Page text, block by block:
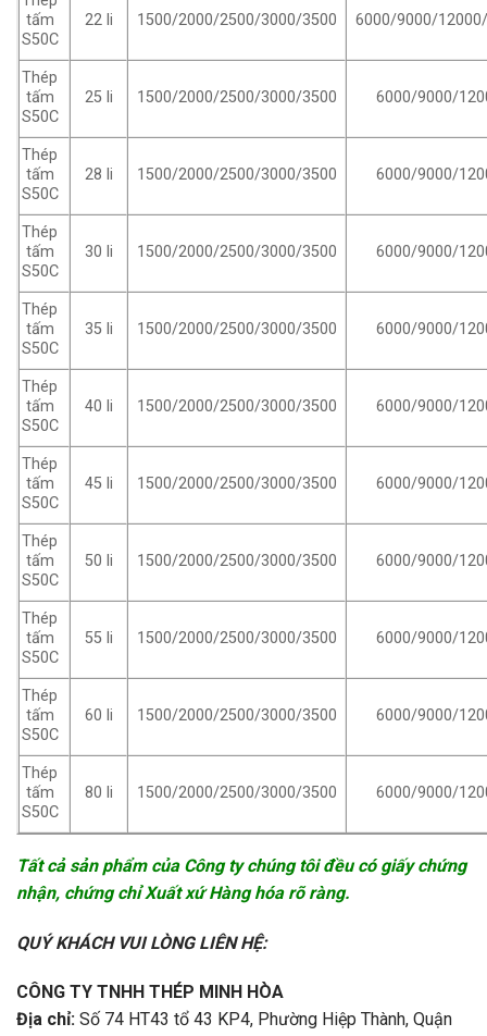
tấm
S50C
22 li 1500/2000/2500/3000/3500 6000/9000/
Thép
tấm
S50C
25 li 1500/2000/2500/3000/3500 6000/9000/
Thép
tấm
S50C
28 li 1500/2000/2500/3000/3500 6000/9000/
Thép
tấm
S50C
30 li 1500/2000/2500/3000/3500 6000/9000/
Thép
tấm
S50C
35 li 1500/2000/2500/3000/3500 6000/9000/
Thép
tấm
S50C
40 li 1500/2000/2500/3000/3500 6000/9000/
Thép
tấm
S50C
45 li 1500/2000/2500/3000/3500 6000/9000/
Thép
tấm
S50C
50 li 1500/2000/2500/3000/3500 6000/9000/
Thép
tấm
S50C
55 li 1500/2000/2500/3000/3500 6000/9000/
Thép
tấm
S50C
60 li 1500/2000/2500/3000/3500 6000/9000/
Thép
tấm
S50C
80 li 1500/2000/2500/3000/3500 6000/9000/
Tất cả sản phẩm của Công ty chúng tôi đều có giấy chứng
nhận, chứng chỉ Xuất xứ Hàng hóa rõ ràng.
QUÝ KHÁCH VUI LÒNG LIÊN HỆ:
CÔNG TY TNHH THÉP MINH HÒA
Địa chỉ: Số 74 HT43 tổ 43 KP4, Phường Hiệp Thành, Quận